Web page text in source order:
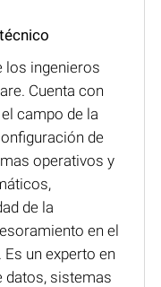
los ingenieros
Cuenta con
campo de la
de
operativos y
de la
en el
un experto en
datos, sistemas